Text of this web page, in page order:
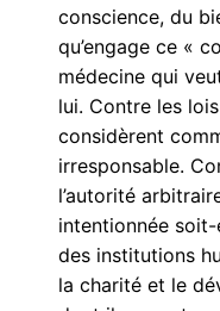
conscience, du
qu’engage ce «
médecine qui
lui. Contre les
considèrent
irresponsable.
l’autorité
intentionnée
des institutions
la charité et le